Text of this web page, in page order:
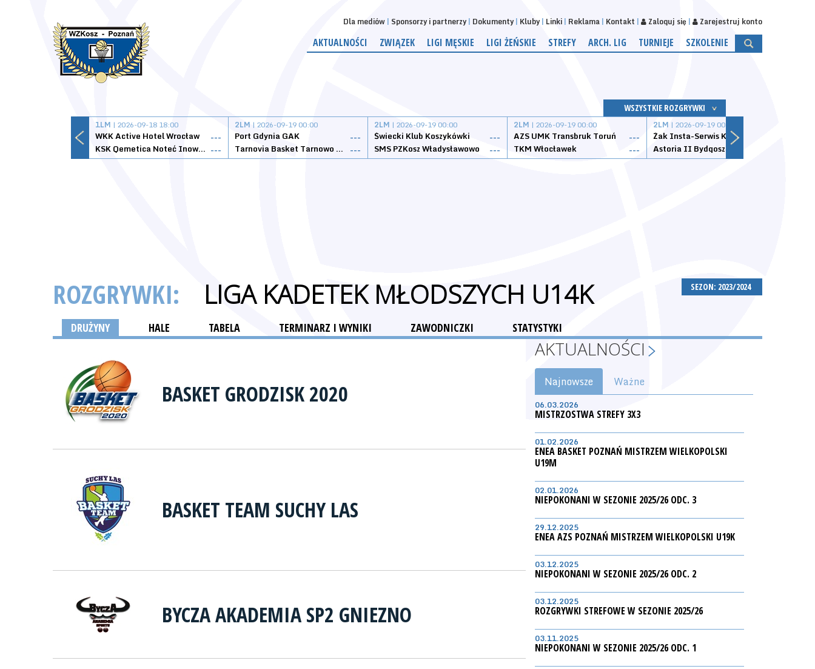
Dla mediów Sponsorzy i partnerzy Dokumenty Kluby Linki Reklama Kontakt Zaloguj się Zarejestruj konto
AKTUALNOŚCI ZWIĄZEK LIGI MĘSKIE LIGI ŻEŃSKIE STREFY ARCH. LIG TURNIEJE SZKOLENIE
WSZYSTKIE ROZGRYWKI
1LM | 2026-09-18 18:00
WKK Active Hotel Wrocław
---
KSK Qemetica Noteć Inowrocław ---
2LM | 2026-09-19 00:00
Port Gdynia GAK
---
Tarnovia Basket Tarnowo Podgórne ---
2LM | 2026-09-19 00:00
Świecki Klub Koszykówki
---
SMS PZKosz Władysławowo
---
2LM | 2026-09-19 00:00
AZS UMK Transbruk Toruń
---
TKM Włocławek
---
2LM | 2026-09-19 00:00
Żak Insta-Serwis Koszalin
Astoria II Bydgoszcz
SEZON: 2023/2024
ROZGRYWKI: LIGA KADETEK MŁODSZYCH U14K
DRUŻYNY HALE TABELA TERMINARZ I WYNIKI ZAWODNICZKI STATYSTYKI
BASKET GRODZISK 2020
BASKET TEAM SUCHY LAS
BYCZA AKADEMIA SP2 GNIEZNO
AKTUALNOŚCI
Najnowsze Ważne
06.03.2026
MISTRZOSTWA STREFY 3X3
01.02.2026
ENEA BASKET POZNAŃ MISTRZEM WIELKOPOLSKI
U19M
02.01.2026
NIEPOKONANI W SEZONIE 2025/26 ODC. 3
29.12.2025
ENEA AZS POZNAŃ MISTRZEM WIELKOPOLSKI U19K
03.12.2025
NIEPOKONANI W SEZONIE 2025/26 ODC. 2
03.12.2025
ROZGRYWKI STREFOWE W SEZONIE 2025/26
03.11.2025
NIEPOKONANI W SEZONIE 2025/26 ODC. 1